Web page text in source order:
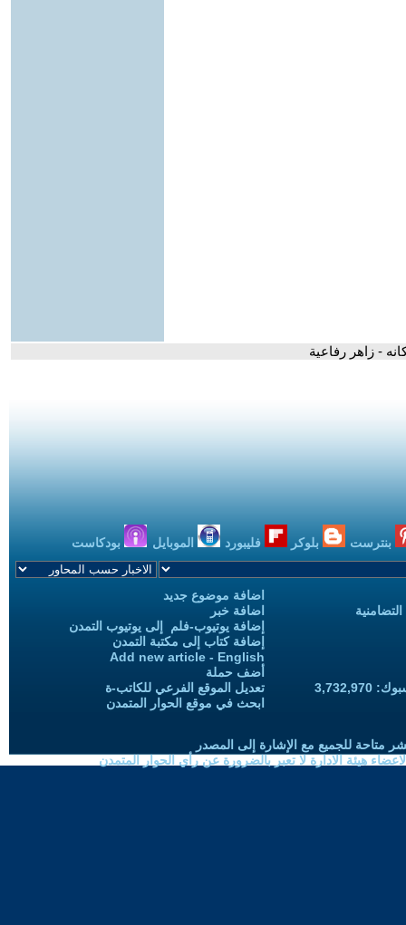
- زاهر رفاعية
بنترست بلوكر فليبورد الموبايل بودكاست
اضافة موضوع جديد
اضافة خبر
إضافة يوتيوب-فلم إلى يوتيوب التمدن
إضافة كتاب إلى مكتبة التمدن
Add new article - English
أضف حملة
تعديل الموقع الفرعي للكاتب-ة
ابحث في موقع الحوار المتمدن
متاحة للجميع مع الإشارة إلى المصدر
هيئة الادارة لا تعبر بالضرورة عن رأي الحوار المتمدن